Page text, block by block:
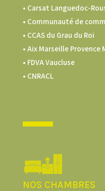
• Carsat Languedoc-
• Communauté de
• CCAS du Grau du Roi
• Aix Marseille Provence
• FDVA Vaucluse
• CNRACL
NOS CHAMBRES